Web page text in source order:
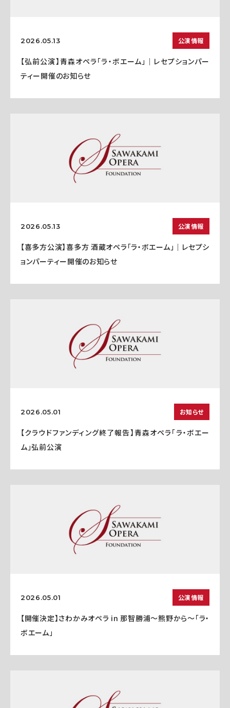
2026.05.13 公演情報
【弘前公演】青森オペラ「ラ・ボエーム」｜レセプションパー
ティー開催のお知らせ
2026.05.13 公演情報
【喜多方公演】喜多方 酒蔵オペラ「ラ・ボエーム」｜レセプシ
ョンパーティー開催のお知らせ
2026.05.01 お知らせ
【クラウドファンディング終了報告】青森オペラ「ラ・ボエー
ム」弘前公演
2026.05.01 公演情報
【開催決定】さわかみオペラ in 那智勝浦〜熊野から〜「ラ・
ボエーム」